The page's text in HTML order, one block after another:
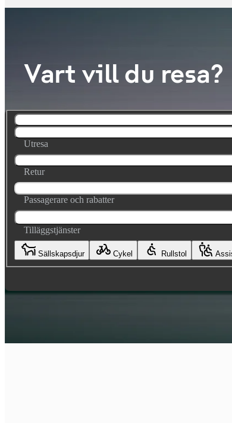
Vart vill du resa?
Utresa
Retur
Passagerare och rabatter
Tilläggstjänster
Sällskapsdjur Cykel Rullstol